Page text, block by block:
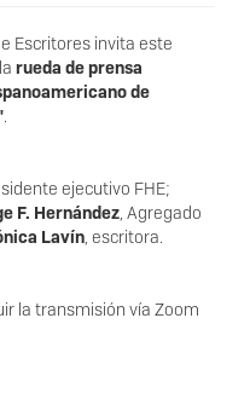
Escritores invita este
rueda de prensa
de
.
ejecutivo FHE;
F. Hernández, Agregado
Lavín, escritora.
la transmisión vía Zoom